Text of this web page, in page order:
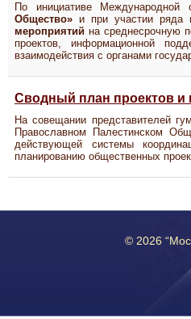
По инициативе Международной
Общество» и при участии ряда
мероприятий на среднесрочную
проектов, информационной
взаимодействия с органами
Сводный план проектов и
На совещании представителей
Православном Палестинском
действующей системы
планированию общественных
© 2026